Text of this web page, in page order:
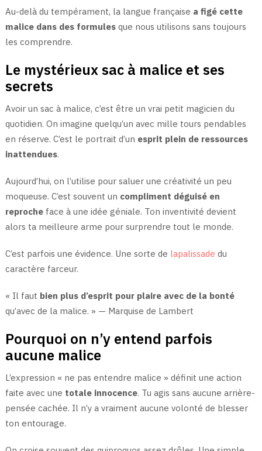
Au-delà du tempérament, la langue française a figé cette
malice dans des formulesque nous utilisons sans toujours
les comprendre.
Le mystérieux sac à malice et ses
secrets
Avoir un sac à malice, c’est être un vrai petit magicien du
quotidien. On imagine quelqu’un avec mille tours pendables
en réserve. C’est le portrait d’un esprit plein de ressources
inattendues.
Aujourd’hui, on l’utilise pour saluer une créativité un peu
moqueuse. C’est souvent un compliment déguisé en
reprocheface à une idée géniale. Ton inventivité devient
alors ta meilleure arme pour surprendre tout le monde.
C’est parfois une évidence. Une sorte de lapalissade du
caractère farceur.
« Il faut bien plus d’esprit pour plaire avec de la bonté
qu’avec de la malice. » — Marquise de Lambert
Pourquoi on n’y entend parfois
aucune malice
L’expression « ne pas entendre malice » définit une action
faite avec une totale innocence. Tu agis sans aucune arrière-
pensée cachée. Il n’y a vraiment aucune volonté de blesser
ton entourage.